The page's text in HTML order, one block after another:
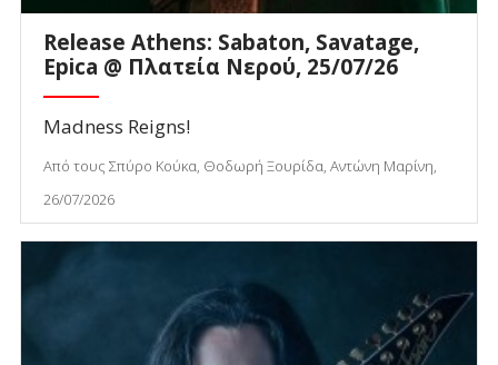
Release Athens: Sabaton, Savatage,
Epica @ Πλατεία Νερού, 25/07/26
Madness Reigns!
Από τους Σπύρο Κούκα, Θοδωρή Ξουρίδα, Αντώνη Μαρίνη,
26/07/2026